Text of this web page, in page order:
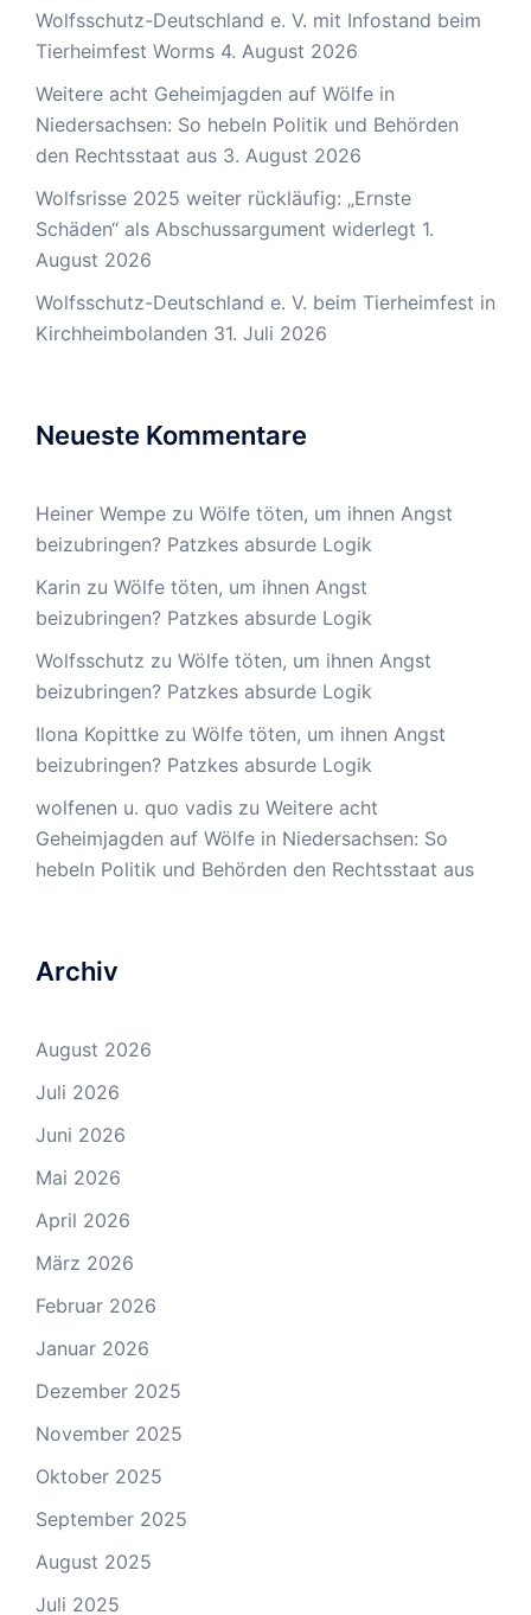
Wolfsschutz-Deutschland e. V. mit Infostand beim
Tierheimfest Worms 4. August 2026
Weitere acht Geheimjagden auf Wölfe in
Niedersachsen: So hebeln Politik und Behörden
den Rechtsstaat aus 3. August 2026
Wolfsrisse 2025 weiter rückläufig: „Ernste
Schäden“ als Abschussargument widerlegt 1.
August 2026
Wolfsschutz-Deutschland e. V. beim Tierheimfest in
Kirchheimbolanden 31. Juli 2026
Neueste Kommentare
Heiner Wempe zu Wölfe töten, um ihnen Angst
beizubringen? Patzkes absurde Logik
Karin zu Wölfe töten, um ihnen Angst
beizubringen? Patzkes absurde Logik
Wolfsschutz zu Wölfe töten, um ihnen Angst
beizubringen? Patzkes absurde Logik
Ilona Kopittke zu Wölfe töten, um ihnen Angst
beizubringen? Patzkes absurde Logik
wolfenen u. quo vadis zu Weitere acht
Geheimjagden auf Wölfe in Niedersachsen: So
hebeln Politik und Behörden den Rechtsstaat aus
Archiv
August 2026
Juli 2026
Juni 2026
Mai 2026
April 2026
März 2026
Februar 2026
Januar 2026
Dezember 2025
November 2025
Oktober 2025
September 2025
August 2025
Juli 2025